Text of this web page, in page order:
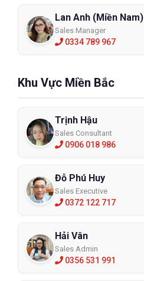
Lan Anh (Miền Nam)
Sales Manager
0334 789 967
Khu Vực Miền Bắc
Trịnh Hậu
Sales Consultant
0906 018 986
Đỗ Phú Huy
Sales Executive
0372 122 717
Hải Vân
Sales Admin
0356 531 991